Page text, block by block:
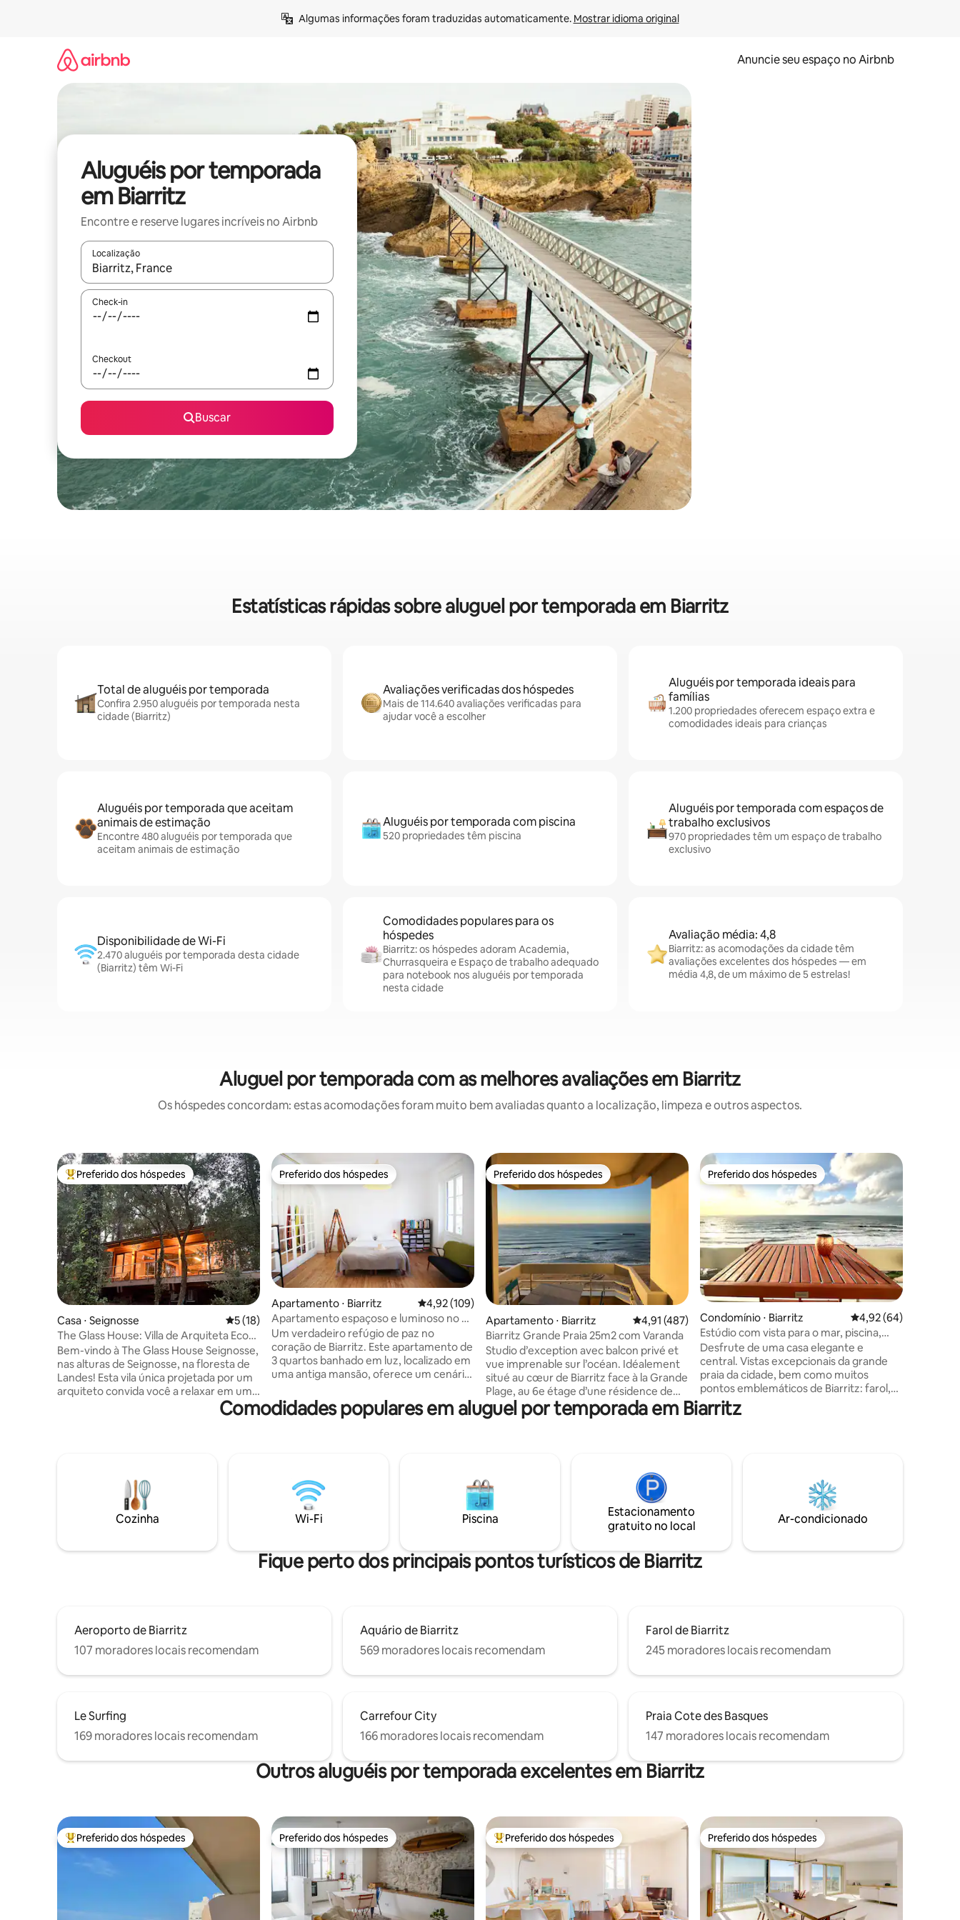
Algumas informações foram traduzidas automaticamente. Mostrar idioma original
Anuncie seu espaço no Airbnb
Aluguéis por temporada
em Biarritz
Encontre e reserve lugares incríveis no Airbnb
Localização
Quando os resultados estiverem disponíveis, explore-os usando as seta para cima e para baixo do teclado ou tocando e deslizando o dedo na tela.
Check-in
Checkout
Buscar
Estatísticas rápidas sobre aluguel por temporada em Biarritz
Total de aluguéis por temporada
Confira 2.950 aluguéis por temporada nesta
cidade (Biarritz)
Avaliações verificadas dos hóspedes
Mais de 114.640 avaliações verificadas para
ajudar você a escolher
Aluguéis por temporada ideais para
famílias
1.200 propriedades oferecem espaço extra e
comodidades ideais para crianças
Aluguéis por temporada que aceitam
animais de estimação
Encontre 480 aluguéis por temporada que
aceitam animais de estimação
Aluguéis por temporada com piscina
520 propriedades têm piscina
Aluguéis por temporada com espaços de
trabalho exclusivos
970 propriedades têm um espaço de trabalho
exclusivo
Disponibilidade de Wi-Fi
2.470 aluguéis por temporada desta cidade
(Biarritz) têm Wi-Fi
Comodidades populares para os
hóspedes
Biarritz: os hóspedes adoram Academia,
Churrasqueira e Espaço de trabalho adequado
para notebook nos aluguéis por temporada
nesta cidade
Avaliação média: 4,8
Biarritz: as acomodações da cidade têm
avaliações excelentes dos hóspedes — em
média 4,8, de um máximo de 5 estrelas!
Aluguel por temporada com as melhores avaliações em Biarritz
Os hóspedes concordam: estas acomodações foram muito bem avaliadas quanto a localização, limpeza e outros aspectos.
Entre os melhores preferidos dos hóspedes
Preferido dos hóspedes
Casa ⋅ Seignosse 5 de uma avaliação média de 5, 18 avaliações
5 (18)
The Glass House: Villa de Arquiteta Eco-
Chic
Bem-vindo à The Glass House Seignosse,
nas alturas de Seignosse, na floresta de
Landes! Esta vila única projetada por um
arquiteto convida você a relaxar em um
verdadeiro refúgio de calma e luz.
Totalmente construída em madeira,
combinação perfeita de design
escandinavo e arquitetura
contemporânea. Grandes janelas
panorâmicas inundam os espaços de luz,
Preferido dos hóspedes
Preferido dos hóspedes
Apartamento ⋅ Biarritz 4,92 de uma avaliação média de 5, 109 avaliações
4,92 (109)
Apartamento espaçoso e luminoso no ❤️
de Biarritz 🌊
Um verdadeiro refúgio de paz no
coração de Biarritz. Este apartamento de
3 quartos banhado em luz, localizado em
uma antiga mansão, oferece um cenário
saída arborizado, enquanto permanece
no centro da cidade. Seus 75 m²
uma família, desejando desfrutar das
praias, dos Halles e da vida de Biarrot em
um ambiente tranquilo e autêntico.
Preferido dos hóspedes
Preferido dos hóspedes
Apartamento ⋅ Biarritz 4,91 de uma avaliação média de 5, 487 avaliações
4,91 (487)
Biarritz Grande Praia 25m2 com Varanda
Studio d’exception avec balcon privé et
vue imprenable sur l’océan. Idéalement
situé au cœur de Biarritz face à la Grande
Plage, au 6e étage d’une résidence de
tourisme gérée par le Victoria
Management et sécurisée avec
mer ou vous détendre après une journée
passée à explorer Biarritz. Très bien
équipé, vous disposerez de tout le
confort nécessaire pour passer de belles
vacances sur la côte Basque.
Preferido dos hóspedes
Preferido dos hóspedes
Condomínio ⋅ Biarritz 4,92 de uma
4,92 (64)
Estúdio com vista para o mar, piscina,
estacionamento
Desfrute de uma casa elegante e
central. Vistas excepcionais da grande
praia da cidade, bem como muitos
pontos emblemáticos de Biarritz: farol,
hotel palácio, cassino, porto de pesca e
rocha virgem Este estúdio renovado foi
estacionamento privativa dedicada a
mar acessível na residência (junho a
Comodidades populares em aluguel por temporada em Biarritz
Cozinha Wi-Fi Piscina
Estacionamento
gratuito no local
Ar-condicionado
Fique perto dos principais pontos turísticos de Biarritz
Aeroporto de Biarritz
107 moradores locais recomendam
Aquário de Biarritz
569 moradores locais recomendam
Farol de Biarritz
245 moradores locais recomendam
Le Surfing
169 moradores locais recomendam
Carrefour City
166 moradores locais recomendam
Praia Cote des Basques
147 moradores locais recomendam
Outros aluguéis por temporada excelentes em Biarritz
Entre os melhores preferidos dos hóspedes
Preferido dos hóspedes Preferido dos hóspedes
Preferido dos hóspedes Entre os melhores preferidos dos hóspedes
Preferido dos hóspedes Preferido dos hóspedes
Preferido dos hóspedes